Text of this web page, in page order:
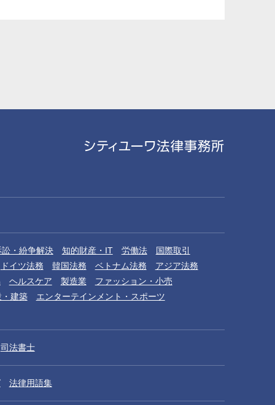
訟・紛争解決 知的財産・IT 労働法
国際取引
ドイツ法務 韓国法務 ベトナム法務
アジア法務
ヘルスケア 製造業
ファッション・小売
建築
エンターテインメント・スポーツ
司法書士
法律用語集